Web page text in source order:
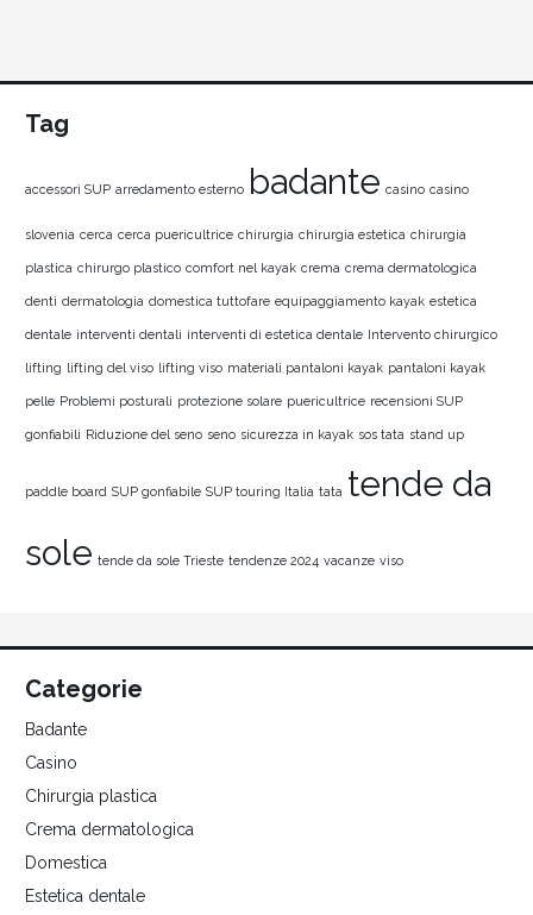
Tag
accessori SUP arredamento esterno badante casino casino
slovenia cerca cerca puericultrice chirurgia chirurgia estetica chirurgia
plastica chirurgo plastico comfort nel kayak crema crema dermatologica
denti dermatologia domestica tuttofare equipaggiamento kayak estetica
dentale interventi dentali interventi di estetica dentale Intervento chirurgico
lifting lifting del viso lifting viso materiali pantaloni kayak pantaloni kayak
pelle Problemi posturali protezione solare puericultrice recensioni SUP
gonfiabili Riduzione del seno seno sicurezza in kayak sos tata stand up
paddle board SUP gonfiabile SUP touring Italia tata tende da
sole tende da sole Trieste tendenze 2024 vacanze viso
Categorie
Badante
Casino
Chirurgia plastica
Crema dermatologica
Domestica
Estetica dentale